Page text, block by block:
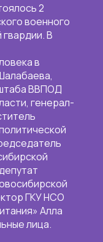
2
военного
В
в
ВВПОД
генерал-
ГКУ НСО
Алла
лица.